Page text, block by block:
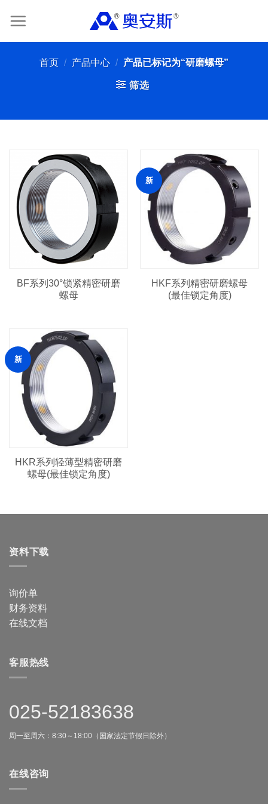
首页 / 产品中心 / 产品已标记为“研磨螺母”
筛选
BF系列30°锁紧精密研磨
螺母
新
HKF系列精密研磨螺母
(最佳锁定角度)
新
HKR系列轻薄型精密研磨
螺母(最佳锁定角度)
资料下载
询价单
财务资料
在线文档
客服热线
025-52183638
周一至周六：8:30～18:00（国家法定节假日除外）
在线咨询